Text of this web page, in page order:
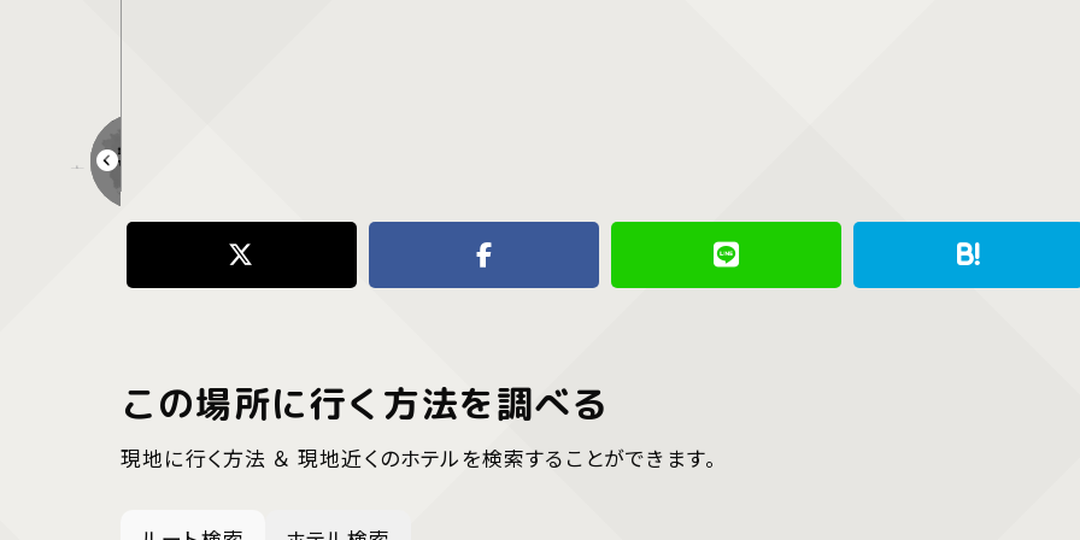
この場所に行く方法を調べる
現地に行く方法 ＆ 現地近くのホテルを検索することができます。